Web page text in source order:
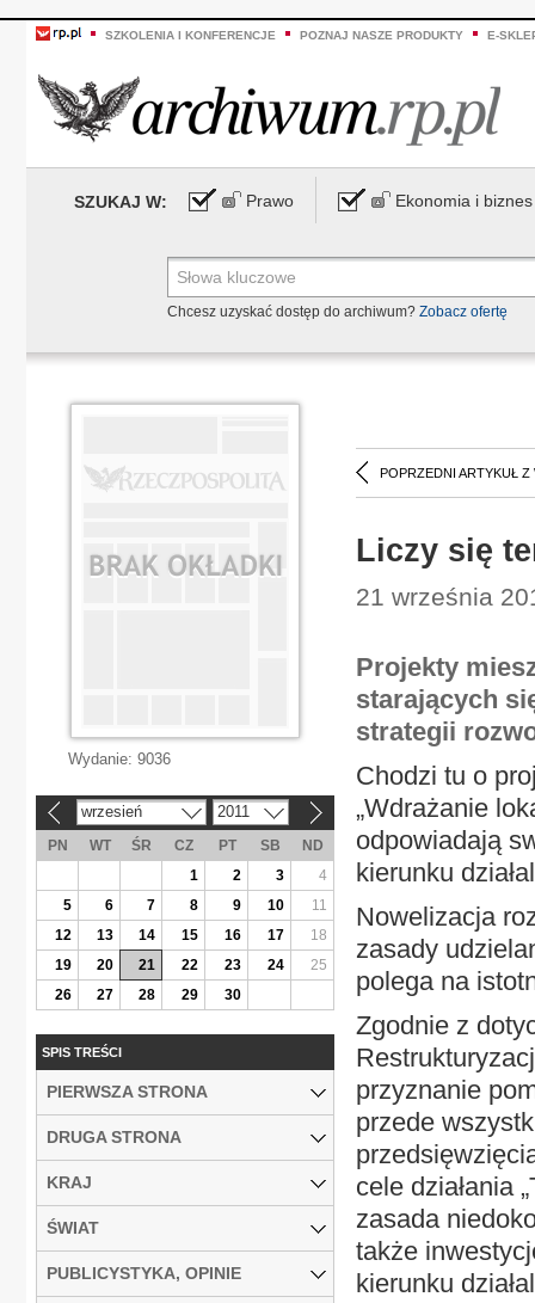
SZKOLENIA I KONFERENCJE POZNAJ NASZE PRODUKTY E-
SZUKAJ W: Prawo Ekonomia i biznes
Chcesz uzyskać dostęp do archiwum? Zobacz ofertę
POPRZEDNI ARTYKUŁ Z
Liczy się
21 września
Projekty
starających
strategii
Chodzi tu o
„Wdrażanie
odpowiadają
kierunku
Nowelizacja
zasady
polega na
Zgodnie z
przyznanie
przede
cele działania
zasada
także
kierunku
Wydanie: 9036
wrzesień 2011
PN WT ŚR CZ PT SB
ND
1
2 3
4
5
6 7 8 9 10
11
12
13 14 15 16 17
18
19
20 21 22 23 24
25
26
27 28 29 30
SPIS TREŚCI
PIERWSZA STRONA
DRUGA STRONA
KRAJ
ŚWIAT
PUBLICYSTYKA, OPINIE